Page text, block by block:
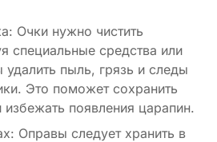
Очки нужно чистить
специальные средства или
пыль, грязь и следы
Это поможет сохранить
избежать появления царапин.
Оправы следует хранить в